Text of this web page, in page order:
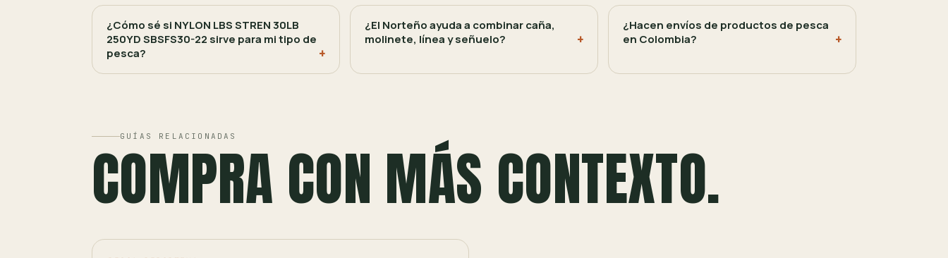
¿Cómo sé si NYLON LBS STREN 30LB
250YD SBSFS30-22 sirve para mi tipo de
pesca?
¿El Norteño ayuda a combinar caña,
molinete, línea y señuelo?
¿Hacen envíos de productos de pesca
en Colombia?
GUÍAS RELACIONADAS
COMPRA CON MÁS CONTEXTO.